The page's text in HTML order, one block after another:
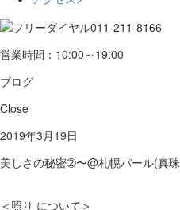
営業時間：10:00～19:00
ブログ
Close
2019年3月19日
美しさの秘密➁〜@札幌パール(真
＜照り について＞